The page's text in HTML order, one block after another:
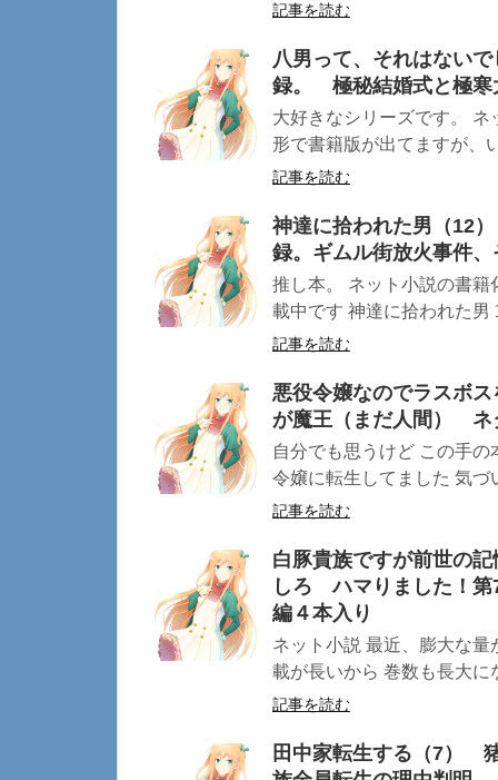
記事を読む
八男って、それはない
録。 極秘結婚式と極寒
大好きなシリーズです。
形で書籍版が出てますが、
記事を読む
神達に拾われた男（12
録。ギムル街放火事件
推し本。 ネット小説の書
載中です 神達に拾われた男
記事を読む
悪役令嬢なのでラスボ
が魔王（まだ人間） ネ
自分でも思うけど この手
令嬢に転生してました 気づ
記事を読む
白豚貴族ですが前世の
しろ ハマりました！第
編４本入り
ネット小説 最近、膨大な
載が長いから 巻数も長大に
記事を読む
田中家転生する（7）